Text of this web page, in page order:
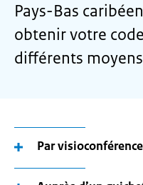
Pays-Bas
obtenir votre
différents
Par visioconférence